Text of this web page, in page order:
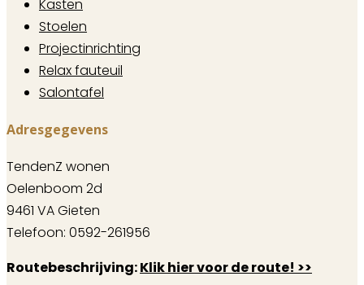
Kasten
Stoelen
Projectinrichting
Relax fauteuil
Salontafel
Adresgegevens
TendenZ wonen
Oelenboom 2d
9461 VA Gieten
Telefoon: 0592-261956
Routebeschrijving:Klik hier voor de route! >>